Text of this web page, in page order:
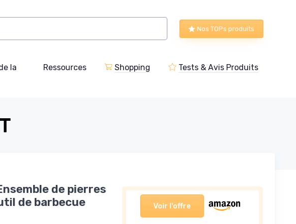
Nos TOPs produits
la
Ressources Shopping Tests & Avis Produits
Voir l'offre
de pierres
de barbecue